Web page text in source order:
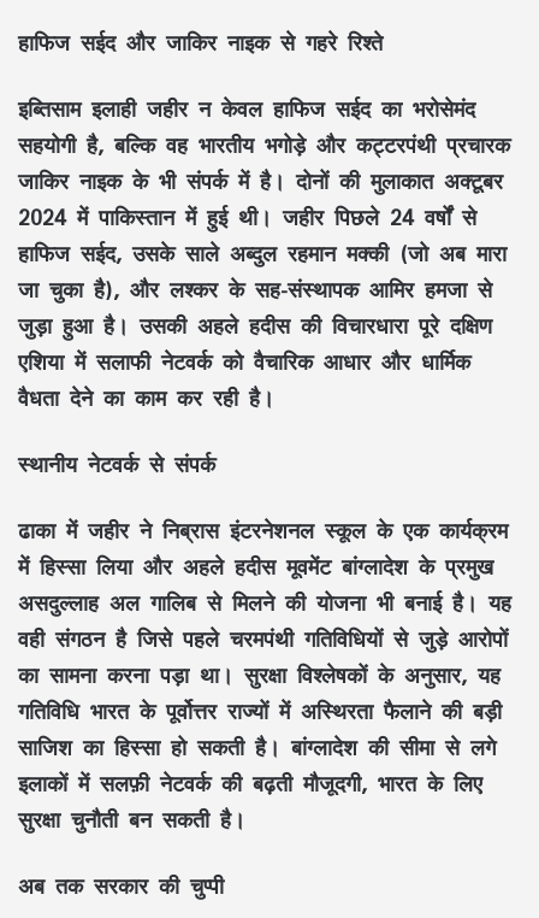
हाफिज सईद और जाकिर नाइक से गहरे रिश्ते
इब्तिसाम इलाही जहीर न केवल हाफिज सईद का भरोसेमंद
सहयोगी है, बल्कि वह भारतीय भगोड़े और कट्टरपंथी प्रचारक
जाकिर नाइक के भी संपर्क में है। दोनों की मुलाकात अक्टूबर
2024 में पाकिस्तान में हुई थी। जहीर पिछले 24 वर्षों से
हाफिज सईद, उसके साले अब्दुल रहमान मक्की (जो अब मारा
जा चुका है), और लश्कर के सह-संस्थापक आमिर हमजा से
जुड़ा हुआ है। उसकी अहले हदीस की विचारधारा पूरे दक्षिण
एशिया में सलाफी नेटवर्क को वैचारिक आधार और धार्मिक
वैधता देने का काम कर रही है।
स्थानीय नेटवर्क से संपर्क
ढाका में जहीर ने निब्रास इंटरनेशनल स्कूल के एक कार्यक्रम
में हिस्सा लिया और अहले हदीस मूवमेंट बांग्लादेश के प्रमुख
असदुल्लाह अल गालिब से मिलने की योजना भी बनाई है। यह
वही संगठन है जिसे पहले चरमपंथी गतिविधियों से जुड़े आरोपों
का सामना करना पड़ा था। सुरक्षा विश्लेषकों के अनुसार, यह
गतिविधि भारत के पूर्वोत्तर राज्यों में अस्थिरता फैलाने की बड़ी
साजिश का हिस्सा हो सकती है। बांग्लादेश की सीमा से लगे
इलाकों में सलफ़ी नेटवर्क की बढ़ती मौजूदगी, भारत के लिए
सुरक्षा चुनौती बन सकती है।
अब तक सरकार की चुप्पी